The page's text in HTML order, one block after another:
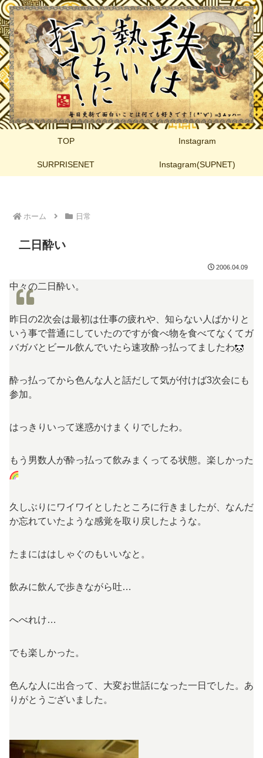
TOP Instagram
SURPRISENET Instagram(SUPNET)
ホーム 日常
二日酔い
2006.04.09
中々の二日酔い。
昨日の2次会は最初は仕事の疲れや、知らない人ばかりと
いう事で普通にしていたのですが食べ物を食べてなくてガ
バガバとビール飲んでいたら速攻酔っ払ってましたわ
酔っ払ってから色んな人と話だして気が付けば3次会にも
参加。
はっきりいって迷惑かけまくりでしたわ。
もう男数人が酔っ払って飲みまくってる状態。楽しかった
久しぶりにワイワイとしたところに行きましたが、なんだ
か忘れていたような感覚を取り戻したような。
たまにははしゃぐのもいいなと。
飲みに飲んで歩きながら吐…
へべれけ…
でも楽しかった。
色んな人に出合って、大変お世話になった一日でした。あ
りがとうございました。